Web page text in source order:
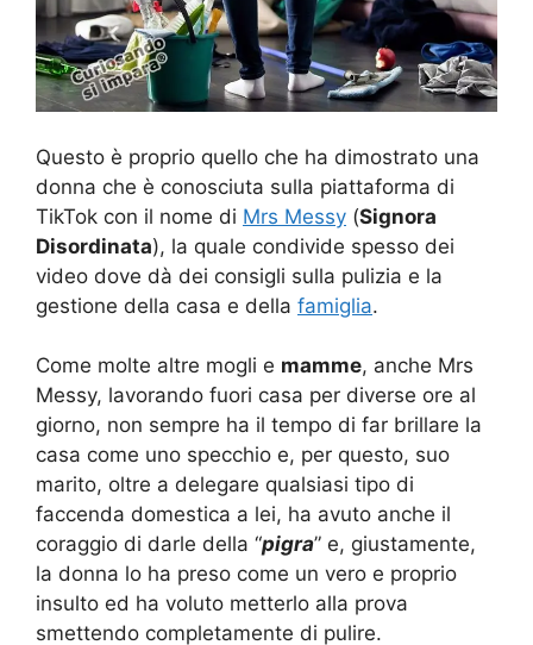
Questo è proprio quello che ha dimostrato una
donna che è conosciuta sulla piattaforma di
TikTok con il nome di Mrs Messy (Signora
Disordinata), la quale condivide spesso dei
video dove dà dei consigli sulla pulizia e la
gestione della casa e della famiglia.
Come molte altre mogli e mamme, anche Mrs
Messy, lavorando fuori casa per diverse ore al
giorno, non sempre ha il tempo di far brillare la
casa come uno specchio e, per questo, suo
marito, oltre a delegare qualsiasi tipo di
faccenda domestica a lei, ha avuto anche il
coraggio di darle della “pigra” e, giustamente,
la donna lo ha preso come un vero e proprio
insulto ed ha voluto metterlo alla prova
smettendo completamente di pulire.